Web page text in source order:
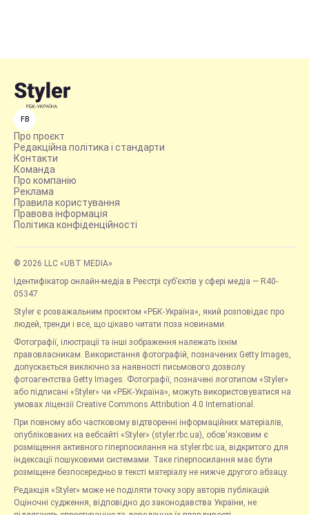
FB
Про проєкт
Редакційна політика і стандарти
Контакти
Команда
Про компанію
Реклама
Правила користування
Правова інформація
Політика конфіденційності
© 2026 LLC «UBT MEDIA»
Ідентифікатор онлайн-медіа в Реєстрі суб’єктів у сфері медіа — R40-
05347
Styler є розважальним проєктом «РБК-Україна», який розповідає про
людей, тренди і все, що цікаво читати поза новинами.
Фотографії, ілюстрації та інші зображення належать їхнім
правовласникам. Використання фотографій, позначених Getty Images,
допускається виключно за наявності письмового дозволу
фотоагентства Getty Images. Фотографії, позначені логотипом «Styler»
або підписані «Styler» чи «РБК-Україна», можуть використовуватися на
умовах ліцензії Creative Commons Attribution 4.0 International.
При повному або частковому відтворенні інформаційних матеріалів,
опублікованих на вебсайті «Styler» (styler.rbc.ua), обов'язковим є
розміщення активного гіперпосилання на styler.rbc.ua, відкритого для
індексації пошуковими системами. Таке гіперпосилання має бути
розміщене безпосередньо в тексті матеріалу не нижче другого абзацу.
Редакція «Styler» може не поділяти точку зору авторів публікацій.
Оціночні судження, відповідно до законодавства України, не